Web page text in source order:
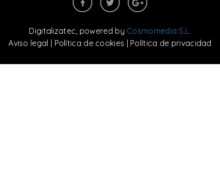
Digitalizatec , powered by Cosmomedia S.L.
Aviso legal | Política de cookies | Política de privacidad